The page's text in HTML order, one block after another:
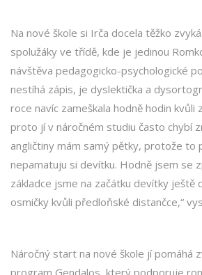
Na nové škole si Irča docela těžko
spolužáky ve třídě, kde je jedinou
návštěva pedagogicko-psychologické
nestíhá zápis, je dyslektička a
roce navíc zameškala hodně hodin
proto jí v náročném studiu často chybí
angličtiny mám samý pětky, protože to
nepamatuju si devítku. Hodně jsem se
základce jsme na začátku devítky ještě
osmičky kvůli předloňské distančce,“
Náročný start na nové škole jí pomáhá
program Gendalos, který podporuje